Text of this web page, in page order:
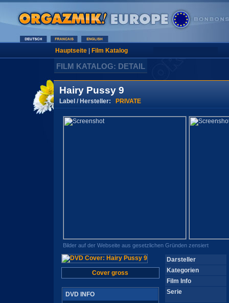
Hauptseite| Film Katalog
FILM KATALOG: DETAIL
Hairy Pussy 9
Label / Hersteller: PRIVATE
Bilder auf der Webseite aus gesetzlichen Gründen zensiert
Cover gross
DVD INFO
Darsteller
Kategorien
Film Info
Serie